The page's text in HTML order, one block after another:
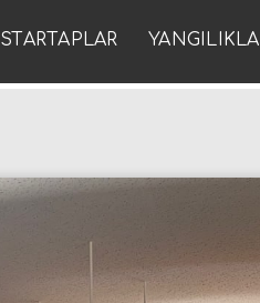
STARTAPLAR